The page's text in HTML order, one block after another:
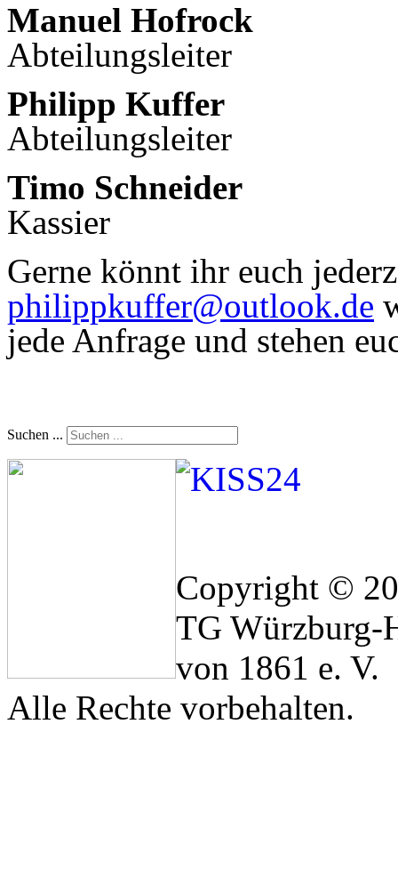
Manuel Hofrock
Abteilungsleiter
Philipp Kuffer
Abteilungsleiter
Timo Schneider
Kassier
Gerne könnt ihr euch
philippkuffer@outlook.de
jede Anfrage und stehen
Suchen ...
Copyright ©
TG Würzburg-
von 1861 e. V.
Alle Rechte vorbehalten.